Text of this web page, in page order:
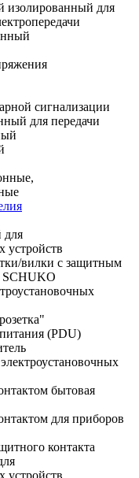
изолированный для
сигнализации
для передачи
для
устройств
вилки с защитным
SCHUKO
(PDU)
бытовая
для приборов
контакта
устройств